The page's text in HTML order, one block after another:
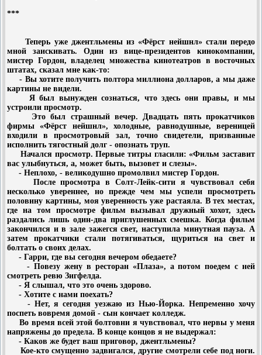
***
Теперь уже джентльмены из «Фёрст нейшнл» стали передо
мной заискивать. Один из вице-президентов кинокомпании,
мистер Гордон, владелец множества кинотеатров в восточных
штатах, сказал мне как-то:
- Вы хотите получить полтора миллиона долларов, а мы даже
картины не видели.
Я был вынужден сознаться, что здесь они правы, и мы
устроили просмотр.
Это был страшный вечер. Двадцать пять прокатчиков
фирмы «Фёрст нейшнл», холодные, равнодушные, вереницей
входили в просмотровый зал, точно свидетели, призванные
исполнить тягостный долг - опознать труп.
Начался просмотр. Первые титры гласили: «Фильм заставит
вас улыбнуться, а, может быть, вызовет и слезы».
- Неплохо, - великодушно промолвил мистер Гордон.
После просмотра в Солт-Лейк-сити я чувствовал себя
несколько увереннее, но прежде чем мы успели просмотреть
половину картины, моя уверенность уже растаяла. В тех местах,
где на том просмотре фильм вызывал дружный хохот, здесь
раздались лишь один-два приглушенных смешка. Когда фильм
закончился и в зале зажегся свет, наступила минутная пауза. А
затем прокатчики стали потягиваться, щуриться на свет и
болтать о своих делах.
- Гарри, где вы сегодня вечером обедаете?
- Повезу жену в ресторан «Плаза», а потом поедем с ней
смотреть ревю Зигфелда.
- Я слышал, что это очень здорово.
- Хотите с нами поехать?
- Нет, я сегодня уезжаю из Нью-Йорка. Непременно хочу
поспеть вовремя домой - сын кончает колледж.
Во время всей этой болтовни я чувствовал, что нервы у меня
напряжены до предела. В конце концов я не выдержал:
- Каков же будет ваш приговор, джентльмены?
Кое-кто смущенно задвигался, другие смотрели себе под ноги.